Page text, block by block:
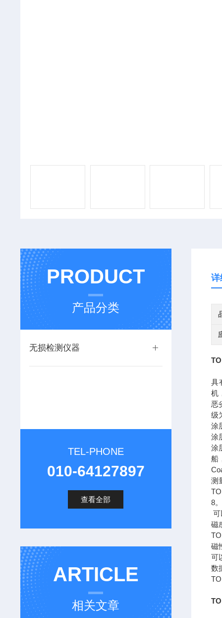
PRODUCT
产品分类
无损检测仪器
TEL-PHONE
010-64127897
查看全部
ARTICLE
相关文章
详
具
机
恶
级
涂
涂
涂
船
测
8。
可
磁
磁
可
数